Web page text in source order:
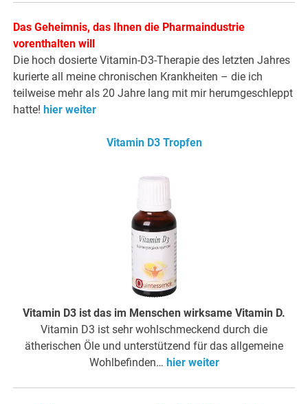
Das Geheimnis, das Ihnen die Pharmaindustrie
vorenthalten will
Die hoch dosierte Vitamin-D3-Therapie des letzten Jahres
kurierte all meine chronischen Krankheiten – die ich
teilweise mehr als 20 Jahre lang mit mir herumgeschleppt
hatte! hier weiter
Vitamin D3 Tropfen
Vitamin D3 ist das im Menschen wirksame Vitamin D.
Vitamin D3 ist sehr wohlschmeckend durch die
ätherischen Öle und unterstützend für das allgemeine
Wohlbefinden… hier weiter